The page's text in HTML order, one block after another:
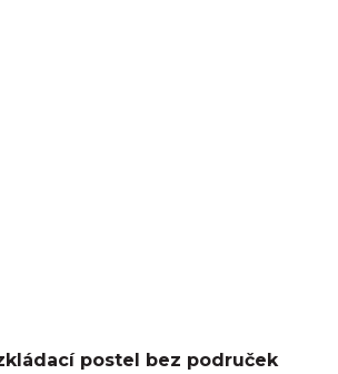
postel bez područek